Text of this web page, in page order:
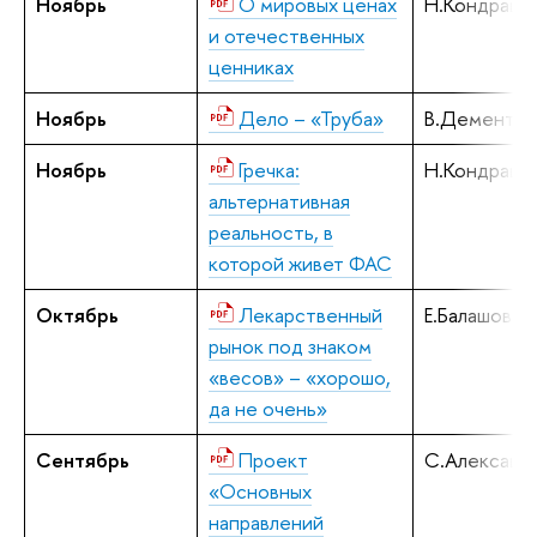
и отечественных
ценниках
Ноябрь Дело – «Труба»
Ноябрь
Гречка:
альтернативная
реальность, в
которой живет ФАС
Октябрь
Лекарственный
рынок под знаком
«весов» – «хорошо,
да не очень»
Е.Балашова
Сентябрь
Проект
«Основных
направлений